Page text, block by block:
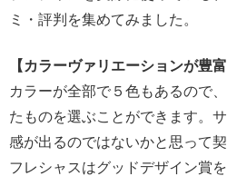
ミ・評判を集めてみました。
【カラーヴァリエーションが豊富
カラーが全部で５色もあるので
たものを選ぶことができます。
感が出るのではないかと思って
フレシャスはグッドデザイン賞